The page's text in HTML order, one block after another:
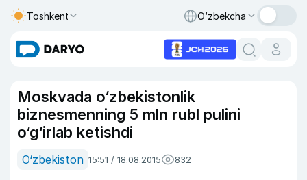
Toshkent O‘zbekcha
Moskvada o‘zbekistonlik
biznesmenning 5 mln rubl pulini
o‘g‘irlab ketishdi
O‘zbekiston 15:51 / 18.08.2015 832